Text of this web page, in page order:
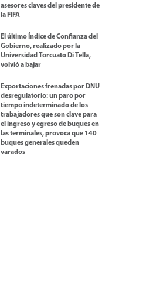
asesores claves del presidente de
la FIFA
El último Índice de Confianza del
Gobierno, realizado por la
Universidad Torcuato Di Tella,
volvió a bajar
Exportaciones frenadas por DNU
desregulatorio: un paro por
tiempo indeterminado de los
trabajadores que son clave para
el ingreso y egreso de buques en
las terminales, provoca que 140
buques generales queden
varados